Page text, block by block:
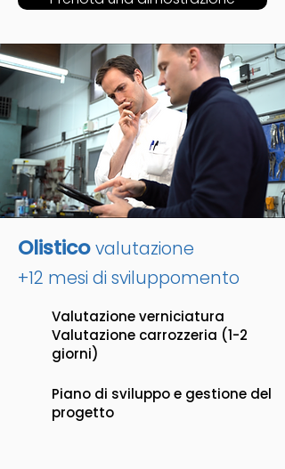
Olistico valutazione
+12 mesi di sviluppomento
Valutazione verniciatura
Valutazione carrozzeria (1-2
giorni)
Piano di sviluppo e gestione del
progetto